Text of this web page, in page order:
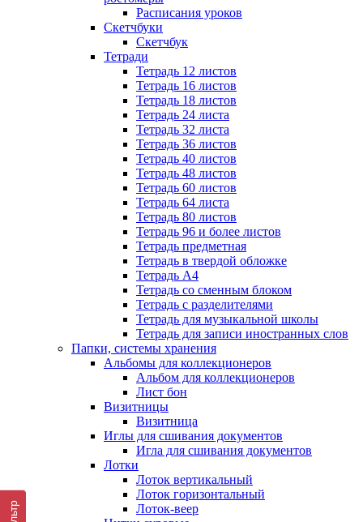
Расписания уроков
Скетчбуки
Скетчбук
Тетради
Тетрадь 12 листов
Тетрадь 16 листов
Тетрадь 18 листов
Тетрадь 24 листа
Тетрадь 32 листа
Тетрадь 36 листов
Тетрадь 40 листов
Тетрадь 48 листов
Тетрадь 60 листов
Тетрадь 64 листа
Тетрадь 80 листов
Тетрадь 96 и более листов
Тетрадь предметная
Тетрадь в твердой обложке
Тетрадь А4
Тетрадь со сменным блоком
Тетрадь с разделителями
Тетрадь для музыкальной школы
Тетрадь для записи иностранных слов
Папки, системы хранения
Альбомы для коллекционеров
Альбом для коллекционеров
Лист бон
Визитницы
Визитница
Иглы для сшивания документов
Игла для сшивания документов
Лотки
Лоток вертикальный
Лоток горизонтальный
Лоток-веер